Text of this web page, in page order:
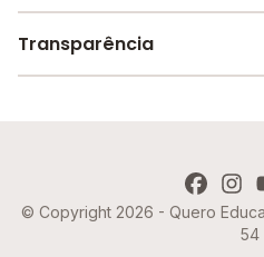
Revista Melhor Escola
Faculdades e universidades
Transparência
Política de Cookies
© Copyright 2026 - Quero
54